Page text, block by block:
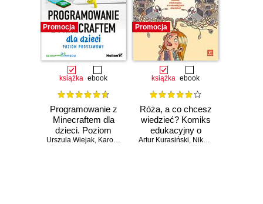
Promocja
książka ebook
Programowanie z
Minecraftem dla
dzieci. Poziom
podstawowy.
Urszula Wiejak, Karolina Niemira , Adrian Wojciechowski
Promocja
książka ebook
Róża, a co chcesz
wiedzieć? Komiks
edukacyjny o
technologiach dla
Artur Kurasiński, Nikola Kucharska